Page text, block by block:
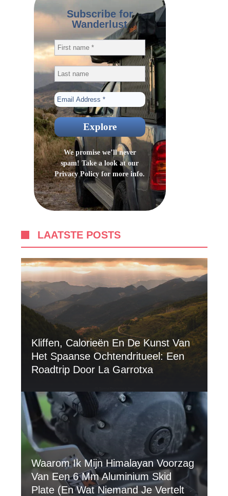
Subscribe for
Wanderlust
We promise we’ll never
spam! Take a look at our
Privacy Policy for more info.
LAATSTE POSTS
Kliffen, Calorieën En De Kunst Van
Het Spaanse Ochtendritueel: Een
Roadtrip Door La Garrotxa
Waarom Ik Mijn Himalayan Voorzag
Van Een 6 Mm Aluminium Skid
Plate (en Wat Niemand Je Vertelt